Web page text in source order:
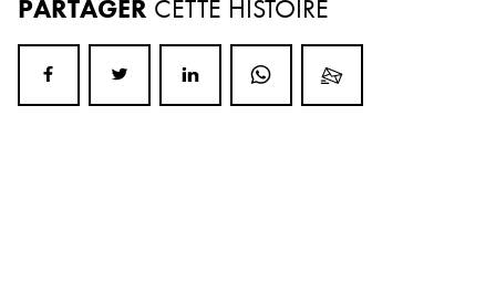
PARTAGER CETTE HISTOIRE